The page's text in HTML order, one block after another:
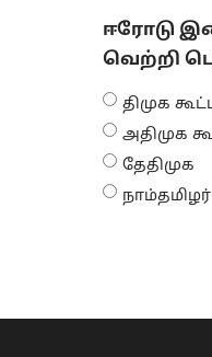
ஈரோடு
வெற்றி
திமுக
அதிமுக
தேதிமுக
நாம்தமிழர்